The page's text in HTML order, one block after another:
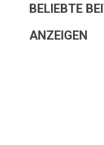
BELIEBTE
ANZEIGEN